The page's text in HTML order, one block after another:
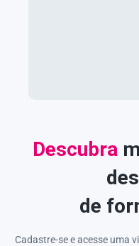
Descubra
de
Cadastre-se e acesse uma